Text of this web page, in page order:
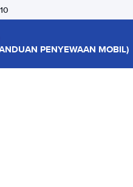
PENYEWAAN MOBIL)